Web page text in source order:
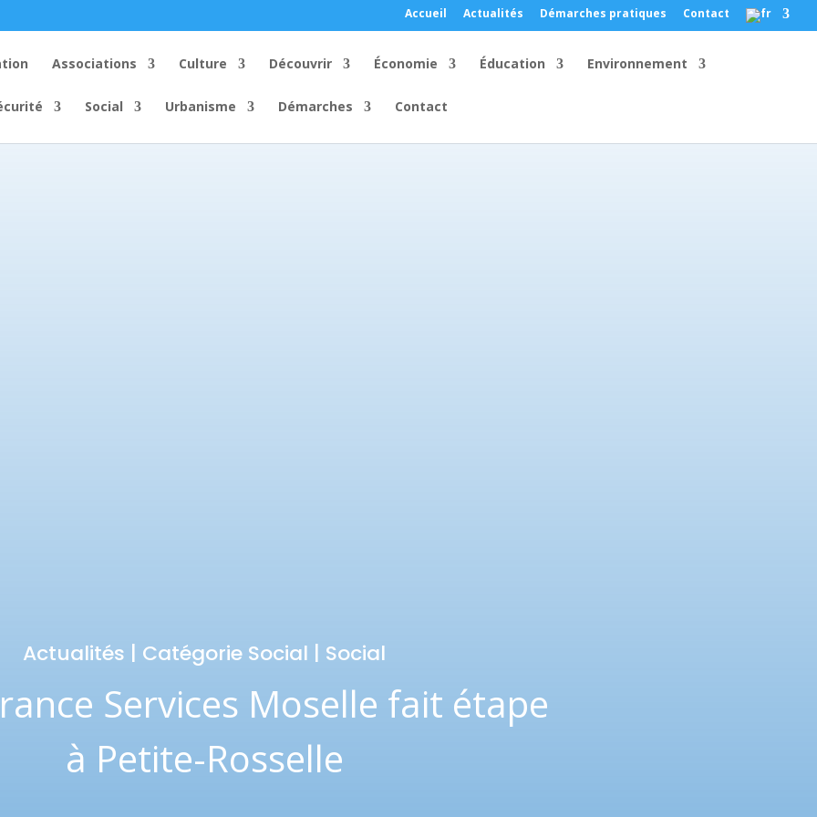
Accueil Actualités Démarches pratiques Contact
Associations Culture Découvrir Économie Éducation Environnement
Social Urbanisme Démarches Contact
Actualités | Catégorie Social | Social
Services Moselle fait étape
à Petite-Rosselle